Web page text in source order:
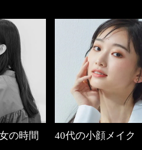
【ワーママのきれ